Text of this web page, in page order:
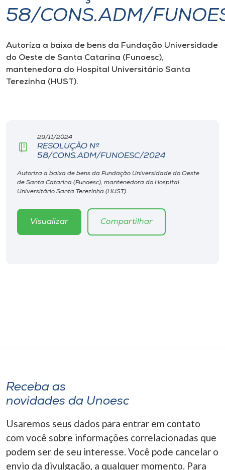
I.nova
Diplomados
Cultura
Biblioteca
Editora
Museu
A-
58/CONS.ADM/
Autoriza a baixa de bens da Fundação Universidade
do Oeste de Santa Catarina (Funoesc),
mantenedora do Hospital Universitário Santa
Terezinha (HUST).
29/11/2024
RESOLUÇÃO Nº
58/CONS.ADM/FUNOESC/2024
Autoriza a baixa de bens da Fundação Universidade do Oeste
de Santa Catarina (Funoesc), mantenedora do Hospital
Universitário Santa Terezinha (HUST).
Visualizar Compartilhar
Receba as
novidades da Unoesc
Usaremos seus dados para entrar em contato
com você sobre informações correlacionadas que
podem ser de seu interesse. Você pode cancelar o
envio da divulgação, a qualquer momento. Para